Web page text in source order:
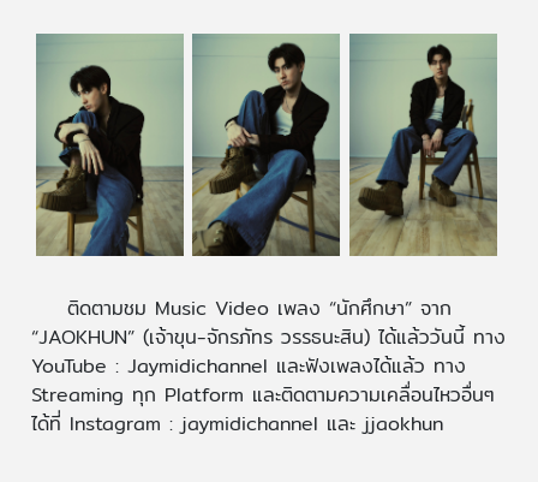
ติดตามชม Music Video เพลง “นักศึกษา” จาก
“JAOKHUN” (เจ้าขุน-จักรภัทร วรรธนะสิน) ได้แล้ววันนี้ ทาง
YouTube : Jaymidichannel และฟังเพลงได้แล้ว ทาง
Streaming ทุก Platform และติดตามความเคลื่อนไหวอื่นๆ
ได้ที่ Instagram : jaymidichannel และ jjaokhun